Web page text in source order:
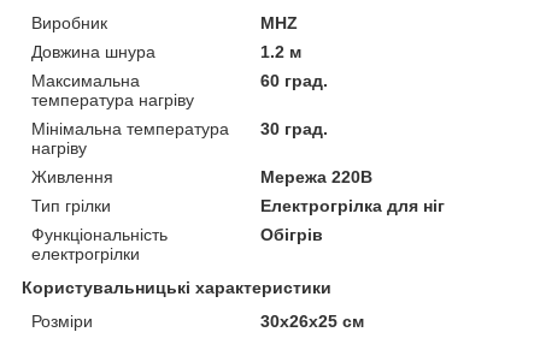
Виробник
MHZ
Довжина шнура
1.2 м
Максимальна
температура нагріву
60 град.
Мінімальна температура
нагріву
30 град.
Живлення
Мережа 220В
Тип грілки
Електрогрілка для ніг
Функціональність
електрогрілки
Обігрів
Користувальницькі характеристики
Розміри
30х26х25 см